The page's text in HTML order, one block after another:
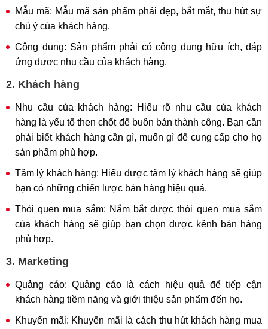
Mẫu mã: Mẫu mã sản phẩm phải đẹp, bắt mắt, thu hút sự
chú ý của khách hàng.
Công dụng: Sản phẩm phải có công dụng hữu ích, đáp
ứng được nhu cầu của khách hàng.
2. Khách hàng
Nhu cầu của khách hàng: Hiểu rõ nhu cầu của khách
hàng là yếu tố then chốt để buôn bán thành công. Bạn cần
phải biết khách hàng cần gì, muốn gì để cung cấp cho họ
sản phẩm phù hợp.
Tâm lý khách hàng: Hiểu được tâm lý khách hàng sẽ giúp
bạn có những chiến lược bán hàng hiệu quả.
Thói quen mua sắm: Nắm bắt được thói quen mua sắm
của khách hàng sẽ giúp bạn chọn được kênh bán hàng
phù hợp.
3. Marketing
Quảng cáo: Quảng cáo là cách hiệu quả để tiếp cận
khách hàng tiềm năng và giới thiệu sản phẩm đến họ.
Khuyến mãi: Khuyến mãi là cách thu hút khách hàng mua